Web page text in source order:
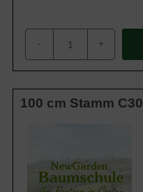
- +
100 cm Stamm C30